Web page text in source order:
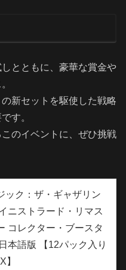
とともに、豪華な賞金や
新セットを駆使した戦略
す。
のイベントに、ぜひ挑戦
ック：ザ・ギャザリン
ニストラード・リマス
コレクター・ブースタ
本語版 【12パック入り
】